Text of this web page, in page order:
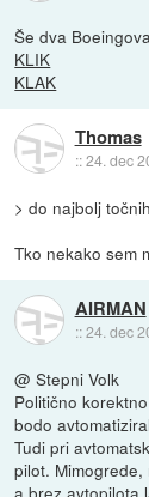
Še dva
KLIK
KLAK
Thomas
::24. dec
> do najbolj
Tko nekako sem
AIRMAN
::24. dec
@ Stepni Volk
Politično
bodo
Tudi pri
pilot.